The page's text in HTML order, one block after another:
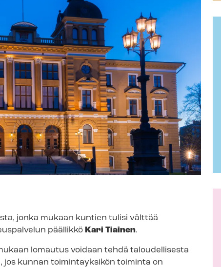
jonka mukaan kuntien tulisi välttää
päällikkö Kari Tiainen.
lomautus voidaan tehdä taloudellisesta
kunnan toimintayksikön toiminta on